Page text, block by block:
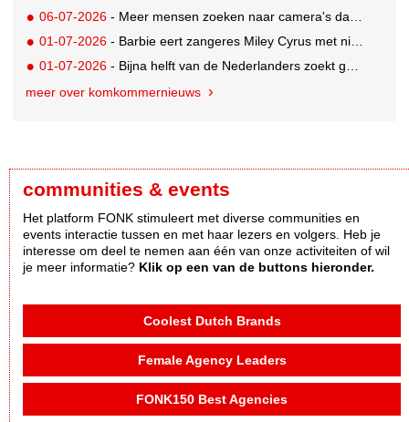
06-07-2026 - Meer mensen zoeken naar camera's dankzij tv-programma Het Perfecte Plaatje
01-07-2026 - Barbie eert zangeres Miley Cyrus met nieuwe Signature Collector pop
01-07-2026 - Bijna helft van de Nederlanders zoekt goedkopere vakantie
meer over komkommernieuws
communities & events
Het platform FONK stimuleert met diverse communities en
events interactie tussen en met haar lezers en volgers. Heb je
interesse om deel te nemen aan één van onze activiteiten of wil
je meer informatie? Klik op een van de buttons hieronder.
Coolest Dutch Brands
Female Agency Leaders
FONK150 Best Agencies